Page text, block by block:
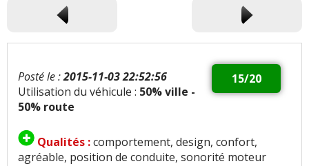
15/20
Posté le :2015-11-03 22:52:56
Utilisation du véhicule : 50% ville -
50% route
Qualités :comportement, design, confort,
agréable, position de conduite, sonorité moteur